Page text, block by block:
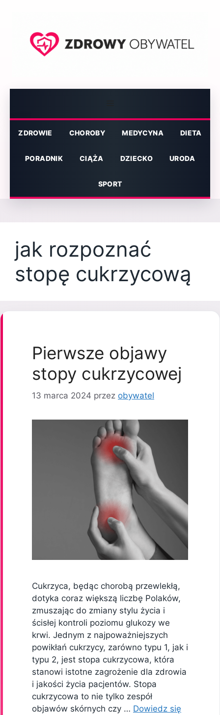
ZDROWIE CHOROBY MEDYCYNA DIETA
PORADNIK CIĄŻA DZIECKO URODA
SPORT
jak rozpoznać
stopę cukrzycową
Pierwsze objawy
stopy cukrzycowej
13 marca 2024 przez obywatel
Cukrzyca, będąc chorobą przewlekłą,
dotyka coraz większą liczbę Polaków,
zmuszając do zmiany stylu życia i
ścisłej kontroli poziomu glukozy we
krwi. Jednym z najpoważniejszych
powikłań cukrzycy, zarówno typu 1, jak i
typu 2, jest stopa cukrzycowa, która
stanowi istotne zagrożenie dla zdrowia
i jakości życia pacjentów. Stopa
cukrzycowa to nie tylko zespół
objawów skórnych czy … Dowiedz się